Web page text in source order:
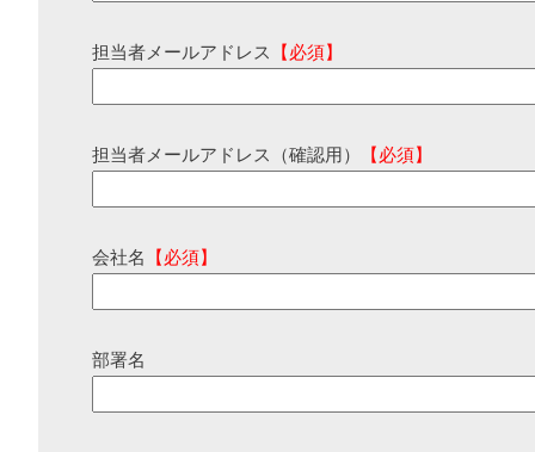
担当者メールアドレス 【必須】
担当者メールアドレス（確認用） 【必須】
会社名 【必須】
部署名